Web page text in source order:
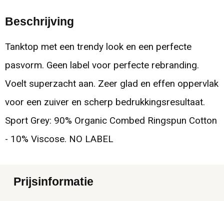
Beschrijving
Tanktop met een trendy look en een perfecte
pasvorm. Geen label voor perfecte rebranding.
Voelt superzacht aan. Zeer glad en effen oppervlak
voor een zuiver en scherp bedrukkingsresultaat.
Sport Grey: 90% Organic Combed Ringspun Cotton
- 10% Viscose. NO LABEL
Prijsinformatie